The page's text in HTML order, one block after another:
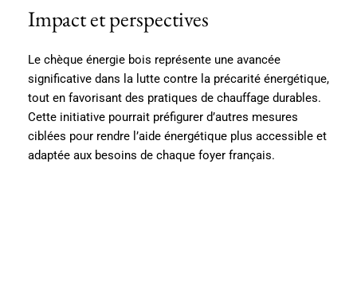
Impact et perspectives
Le chèque énergie bois représente une avancée
significative dans la lutte contre la précarité énergétique,
tout en favorisant des pratiques de chauffage durables.
Cette initiative pourrait préfigurer d’autres mesures
ciblées pour rendre l’aide énergétique plus accessible et
adaptée aux besoins de chaque foyer français.